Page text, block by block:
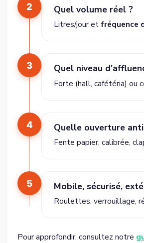
2 Quel volume réel ?
Litres/jour etfréquence
3 Quel niveau
Forte (hall, cafétéria) ou
4 Quelle ouverture
Fente papier, calibrée,
5 Mobile, sécurisé,
Roulettes, verrouillage,
Pour approfondir, consultez notre